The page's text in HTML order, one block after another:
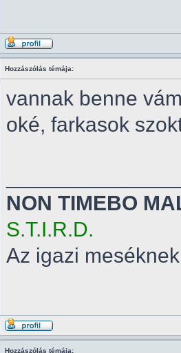
Hozzászólás témája:
vannak benne
oké, farkasok
NON TIMEBO
S.T.I.R.D.
Az igazi
Hozzászólás témája: